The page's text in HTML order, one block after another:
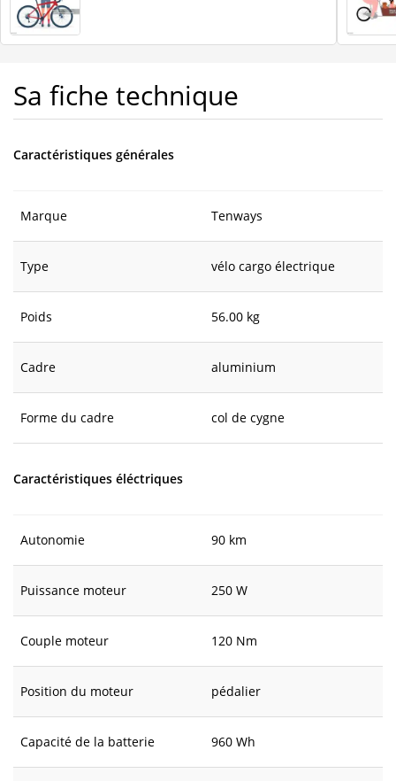
Sa fiche technique
Caractéristiques générales
Marque Tenways
Type vélo cargo électrique
Poids 56.00 kg
Cadre aluminium
Forme du cadre col de cygne
Caractéristiques éléctriques
Autonomie 90 km
Puissance moteur 250 W
Couple moteur 120 Nm
Position du moteur pédalier
Capacité de la batterie 960 Wh